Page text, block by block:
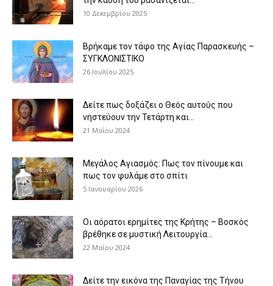
10 Δεκεμβρίου 2025
Βρήκαμε τον τάφο της Αγίας Παρασκευής –
ΣΥΓΚΛΟΝΙΣΤΙΚΟ
26 Ιουλίου 2025
Δείτε πως δοξάζει ο Θεός αυτούς που
νηστεύουν την Τετάρτη και...
21 Μαΐου 2024
Μεγάλος Αγιασμός: Πως τον πίνουμε και
πως τον φυλάμε στο σπίτι
5 Ιανουαρίου 2026
Οι αόρατοι ερημίτες της Κρήτης – Βοσκός
βρέθηκε σε μυστική Λειτουργία...
22 Μαΐου 2024
Δείτε την εικόνα της Παναγίας της Τήνου